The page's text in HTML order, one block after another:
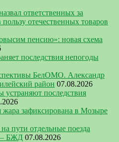
ответственных за
отечественных товаров
пенсию»: новая схема
последствия непогоды
БелОМО. Александр
район 07.08.2026
последствия
жара зафиксирована в Мозыре
пути отдельные поезда
— БЖД 07.08.2026